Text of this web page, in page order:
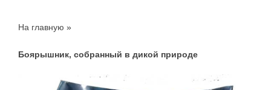
На главную »
Боярышник, собранный в дикой природе